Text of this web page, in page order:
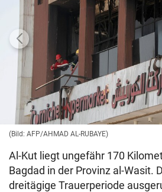
(Bild: AFP/AHMAD AL-RUBAYE)
Al-Kut liegt ungefähr 170
Bagdad in der Provinz al-Wasit.
dreitägige Trauerperiode